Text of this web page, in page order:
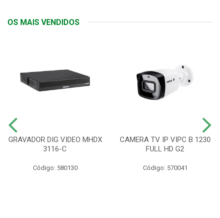
OS MAIS VENDIDOS
GRAVADOR DIG VIDEO MHDX
3116-C
Código: 580130
CAMERA TV IP VIPC B 1230
FULL HD G2
Código: 570041